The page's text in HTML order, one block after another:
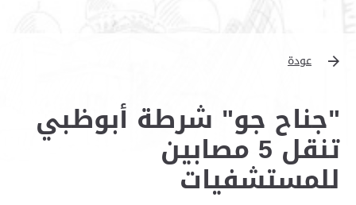
عودة
"جناح جو" شرطة أبوظبي
تنقل 5 مصابين
للمستشفيات